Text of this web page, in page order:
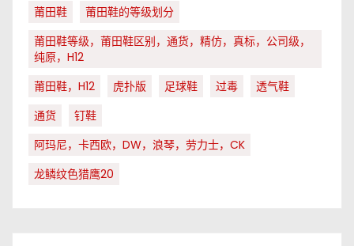
莆田鞋
莆田鞋的等级划分
莆田鞋等级，莆田鞋区别，通货，精仿，真标，公司级，
纯原，H12
莆田鞋，H12
虎扑版 足球鞋 过毒
透气鞋
通货
钉鞋
阿玛尼，卡西欧，DW，浪琴，劳力士，CK
龙鳞纹色猎鹰20